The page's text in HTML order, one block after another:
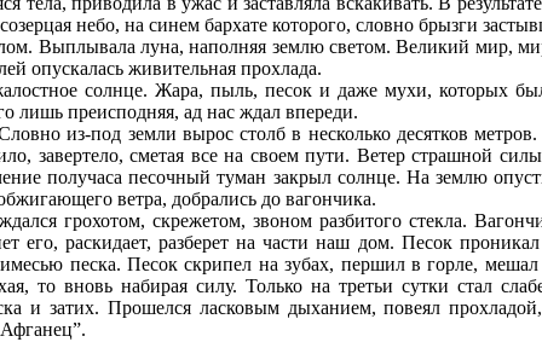
небо, на синем бархате которого, словно брызги
Выплывала луна, наполняя землю светом. Великий мир,
опускалась живительная прохлада.
солнце. Жара, пыль, песок и даже мухи, которых
лишь преисподняя, ад нас ждал впереди.
из-под земли вырос столб в несколько десятков
завертело, сметая все на своем пути. Ветер страшной
получаса песочный туман закрыл солнце. На землю
ветра, добрались до вагончика.
грохотом, скрежетом, звоном разбитого стекла.
его, раскидает, разберет на части наш дом. Песок
песка. Песок скрипел на зубах, першил в горле, мешал
то вновь набирая силу. Только на третьи сутки стал
и затих. Прошелся ласковым дыханием, повеял